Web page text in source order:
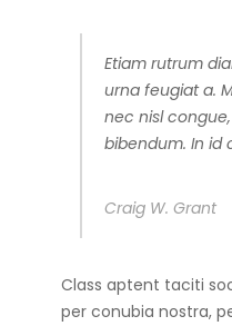
Etiam rutrum
urna feugiat a.
nec nisl
bibendum. In id
Craig W. Grant
Class aptent taciti
per conubia nostra,